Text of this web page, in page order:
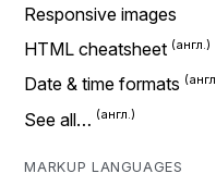
Responsive images
HTML cheatsheet
Date & time formats
See all…
MARKUP LANGUAGES